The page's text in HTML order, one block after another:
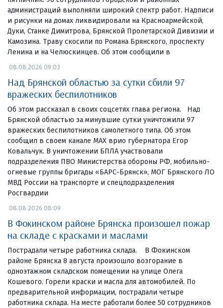
администраций выполняли широкий спектр работ. Надписи
и рисунки на домах ликвидировали на Красноармейской,
Дуки, Станке Димитрова, Брянской Пролетарской Дивизии и
Камозина. Траву скосили по Романа Брянского, проспекту
Ленина и на Челюскинцев. Об этом сообщили в
08.08.2026 09:03
Над Брянской областью за сутки сбили 97
вражеских беспилотников
Об этом рассказал в своих соцсетях глава региона. Над
Брянской областью за минувшие сутки уничтожили 97
вражеских беспилотников самолетного типа. Об этом
сообщил в своем канале МАХ врио губернатора Егор
Ковальчук. В уничтожении БПЛА участвовали
подразделения ПВО Министерства обороны РФ, мобильно-
огневые группы бригады «БАРС-Брянск», МОГ Брянского ЛО
МВД России на транспорте и спецподразделения
Росгвардии
08.08.2026 08:09
В Фокинском районе Брянска произошел пожар
на складе с красками и маслами
Пострадали четыре работника склада. В Фокинском
районе Брянска 8 августа произошло возгорание в
одноэтажном складском помещении на улице Олега
Кошевого. Горели краски и масла для автомобилей. По
предварительной информации, пострадали четыре
работника склада. На месте работали более 50 сотрудников